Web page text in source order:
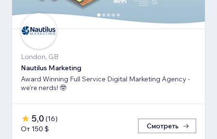
London, GB
Nautilus Marketing
Award Winning Full Service Digital Marketing Agency -
we're nerds! 🤓
5,0 (16)
От 150 $
Смотреть